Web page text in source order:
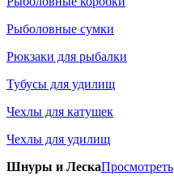
Рыболовные сумки
Рюкзаки для рыбалки
Тубусы для удилищ
Чехлы для катушек
Чехлы для удилищ
Шнуры и ЛескаПросмотреть